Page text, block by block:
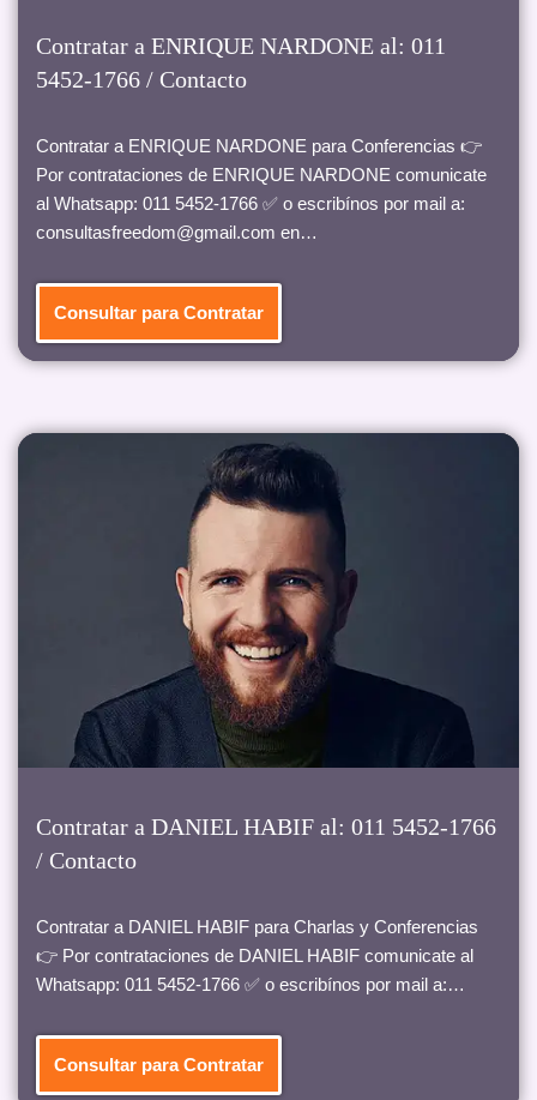
Contratar a ENRIQUE NARDONE al: 011
5452-1766 / Contacto
Contratar a ENRIQUE NARDONE para Conferencias 👉
Por contrataciones de ENRIQUE NARDONE comunicate
al Whatsapp: 011 5452-1766 ✅ o escribínos por mail a:
consultasfreedom@gmail.com en…
Consultar para Contratar
Contratar a DANIEL HABIF al: 011 5452-1766
/ Contacto
Contratar a DANIEL HABIF para Charlas y Conferencias
👉 Por contrataciones de DANIEL HABIF comunicate al
Whatsapp: 011 5452-1766 ✅ o escribínos por mail a:…
Consultar para Contratar